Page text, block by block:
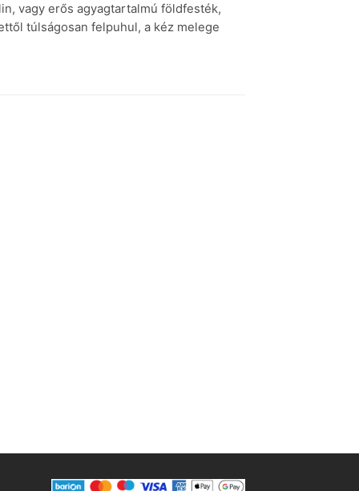
vagy erős agyagtartalmú földfesték,
túlságosan felpuhul, a kéz melege